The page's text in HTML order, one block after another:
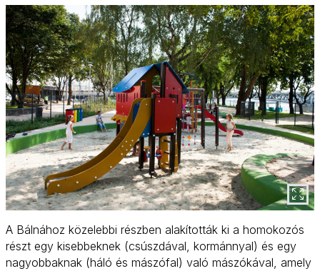
A Bálnához közelebbi részben alakították ki a homokozós
részt egy kisebbeknek (csúszdával, kormánnyal) és egy
nagyobbaknak (háló és mászófal) való mászókával, amely